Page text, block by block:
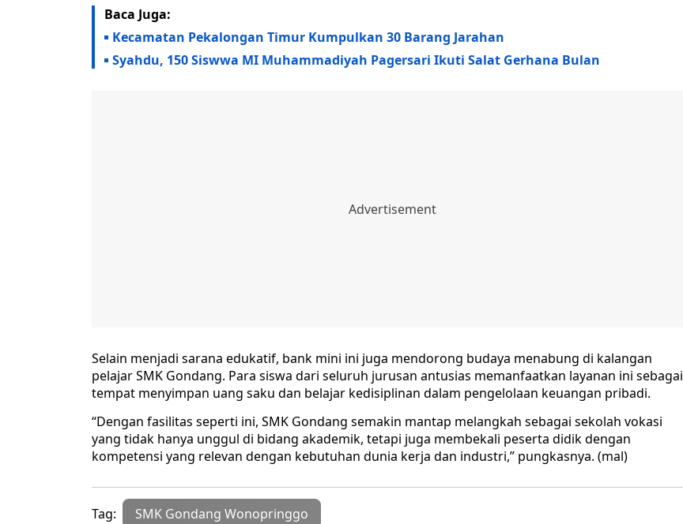
Baca Juga:
Kecamatan Pekalongan Timur Kumpulkan 30 Barang Jarahan
Syahdu, 150 Siswwa MI Muhammadiyah Pagersari Ikuti Salat Gerhana Bulan
Selain menjadi sarana edukatif, bank mini ini juga mendorong budaya menabung di kalangan
pelajar SMK Gondang. Para siswa dari seluruh jurusan antusias memanfaatkan layanan ini sebagai
tempat menyimpan uang saku dan belajar kedisiplinan dalam pengelolaan keuangan pribadi.
“Dengan fasilitas seperti ini, SMK Gondang semakin mantap melangkah sebagai sekolah vokasi
yang tidak hanya unggul di bidang akademik, tetapi juga membekali peserta didik dengan
kompetensi yang relevan dengan kebutuhan dunia kerja dan industri,” pungkasnya. (mal)
Tag: SMK Gondang Wonopringgo